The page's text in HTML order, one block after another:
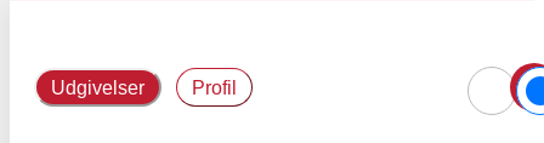
Udgivelser Profil